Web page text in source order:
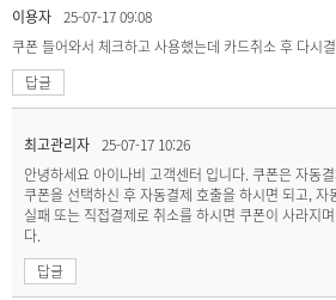
이용자 25-07-17 09:08
쿠폰 들어와서 체크하고 사용했는데 카드취소 후 다시
답글
최고관리자 25-07-17 10:26
안녕하세요 아이나비 고객센터 입니다. 쿠폰은 자동
쿠폰을 선택하신 후 자동결제 호출을 하시면 되고, 자
실패 또는 직접결제로 취소를 하시면 쿠폰이 사라지
다.
답글